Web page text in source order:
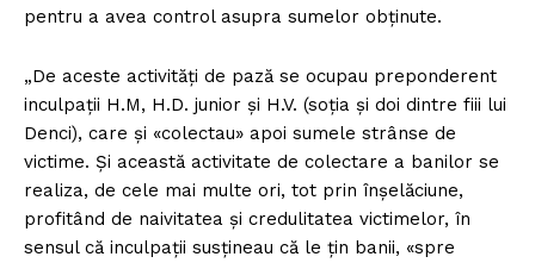
pentru a avea control asupra sumelor obținute.
„De aceste activități de pază se ocupau preponderent
inculpații H.M, H.D. junior și H.V. (soția și doi dintre fiii lui
Denci), care și «colectau» apoi sumele strânse de
victime. Și această activitate de colectare a banilor se
realiza, de cele mai multe ori, tot prin înșelăciune,
profitând de naivitatea și credulitatea victimelor, în
sensul că inculpații susțineau că le țin banii, «spre